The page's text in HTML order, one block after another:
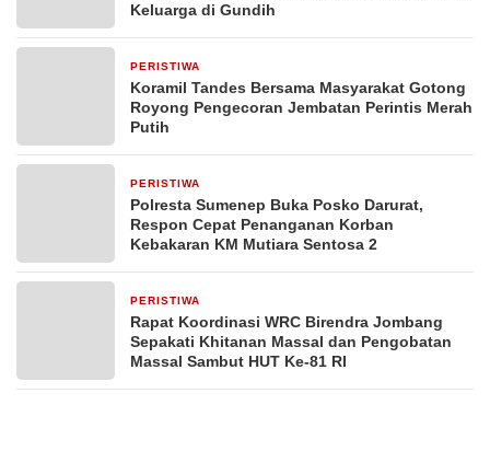
Keluarga di Gundih
PERISTIWA
Koramil Tandes Bersama Masyarakat Gotong
Royong Pengecoran Jembatan Perintis Merah
Putih
PERISTIWA
Polresta Sumenep Buka Posko Darurat,
Respon Cepat Penanganan Korban
Kebakaran KM Mutiara Sentosa 2
PERISTIWA
Rapat Koordinasi WRC Birendra Jombang
Sepakati Khitanan Massal dan Pengobatan
Massal Sambut HUT Ke-81 RI